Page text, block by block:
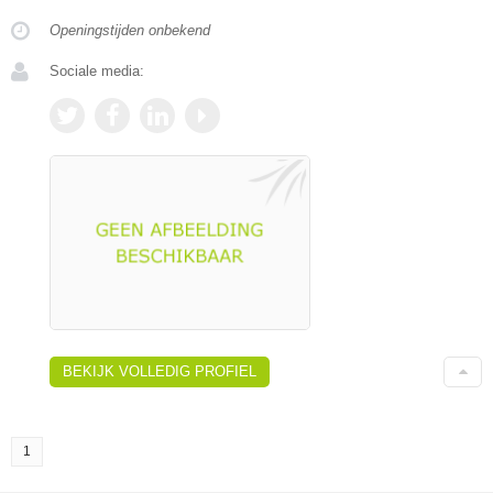
Openingstijden onbekend
Sociale media:
BEKIJK VOLLEDIG PROFIEL
1